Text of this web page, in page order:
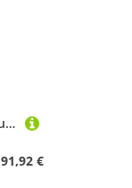
SALEWA Piuma 3.0 Helm, Grau (Grau), M
91,92 €